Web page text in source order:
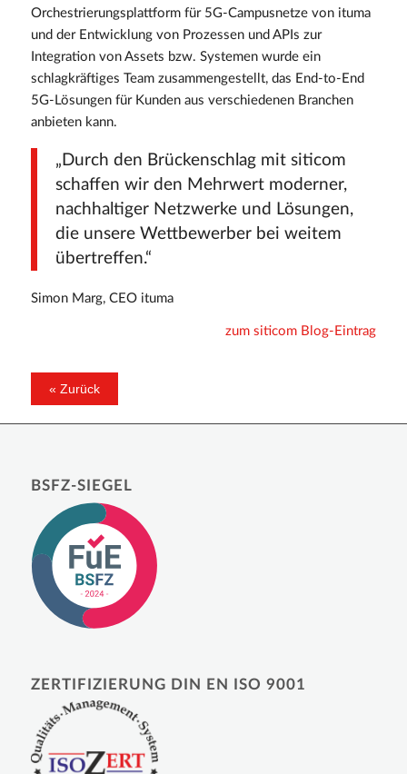
Orchestrierungsplattform für 5G-Campusnetze von ituma
und der Entwicklung von Prozessen und APIs zur
Integration von Assets bzw. Systemen wurde ein
schlagkräftiges Team zusammengestellt, das End-to-End
5G-Lösungen für Kunden aus verschiedenen Branchen
anbieten kann.
„Durch den Brückenschlag mit siticom
schaffen wir den Mehrwert moderner,
nachhaltiger Netzwerke und Lösungen,
die unsere Wettbewerber bei weitem
übertreffen.“
Simon Marg, CEO ituma
zum siticom Blog-Eintrag
BSFZ-SIEGEL
ZERTIFIZIERUNG DIN EN ISO 9001